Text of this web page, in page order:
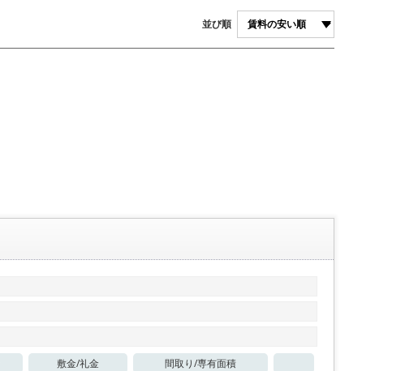
並び順
敷金/礼金 間取り/専有面積